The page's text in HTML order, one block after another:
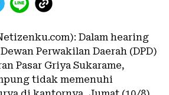
Dalam hearing
Perwakilan Daerah (DPD)
Pasar Griya Sukarame,
tidak memenuhi